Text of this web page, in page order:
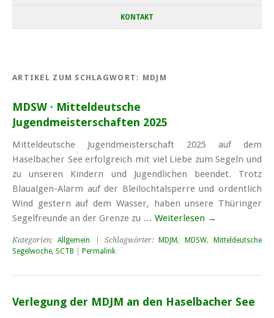
KONTAKT
ARTIKEL ZUM SCHLAGWORT: MDJM
MDSW · Mitteldeutsche
Jugendmeisterschaften 2025
Mitteldeutsche Jugendmeisterschaft 2025 auf dem
Haselbacher See erfolgreich mit viel Liebe zum Segeln und
zu unseren Kindern und Jugendlichen beendet. Trotz
Blaualgen-Alarm auf der Bleilochtalsperre und ordentlich
Wind gestern auf dem Wasser, haben unsere Thüringer
Segelfreunde an der Grenze zu … Weiterlesen →
Kategorien:Allgemein | Schlagwörter: MDJM, MDSW,
Mitteldeutsche
Segelwoche, SCTB Permalink
Verlegung der MDJM an den Haselbacher See